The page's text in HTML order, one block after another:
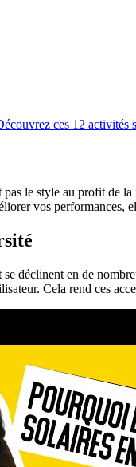
ces 12 activités
le style au profit de
vos performances,
déclinent en de
Cela rend ces